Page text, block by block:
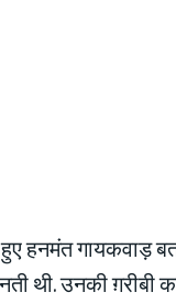
हनमंत गायकवाड़
थी. उनकी